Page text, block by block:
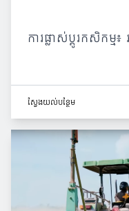
ការផ្លាស់ប្តូរកសិកម្ម
ស្វែង​យល់​បន្ថែម